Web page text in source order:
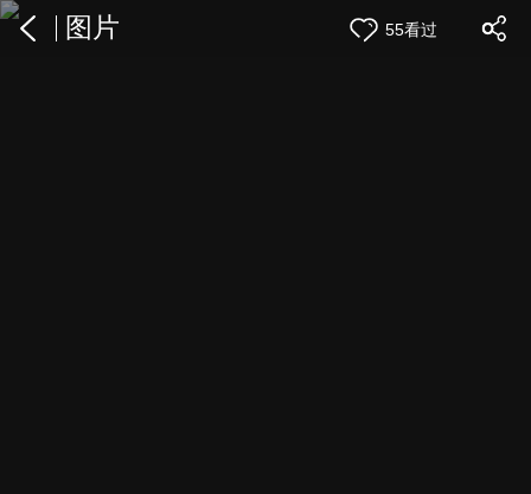
图片 55看过